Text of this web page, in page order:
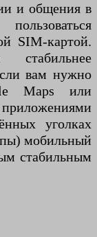
и общения в
SIM-картой.
вам нужно
Maps или
приложениями
уголках
мобильный
стабильным